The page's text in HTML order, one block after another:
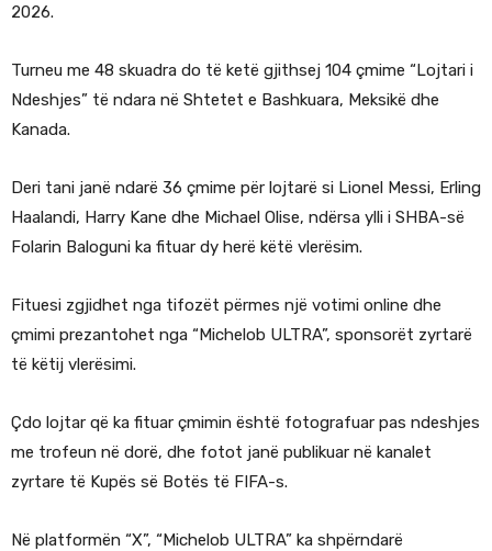
2026.
Turneu me 48 skuadra do të ketë gjithsej 104 çmime “Lojtari i
Ndeshjes” të ndara në Shtetet e Bashkuara, Meksikë dhe
Kanada.
Deri tani janë ndarë 36 çmime për lojtarë si Lionel Messi, Erling
Haalandi, Harry Kane dhe Michael Olise, ndërsa ylli i SHBA-së
Folarin Baloguni ka fituar dy herë këtë vlerësim.
Fituesi zgjidhet nga tifozët përmes një votimi online dhe
çmimi prezantohet nga “Michelob ULTRA”, sponsorët zyrtarë
të këtij vlerësimi.
Çdo lojtar që ka fituar çmimin është fotografuar pas ndeshjes
me trofeun në dorë, dhe fotot janë publikuar në kanalet
zyrtare të Kupës së Botës të FIFA-s.
Në platformën “X”, “Michelob ULTRA” ka shpërndarë